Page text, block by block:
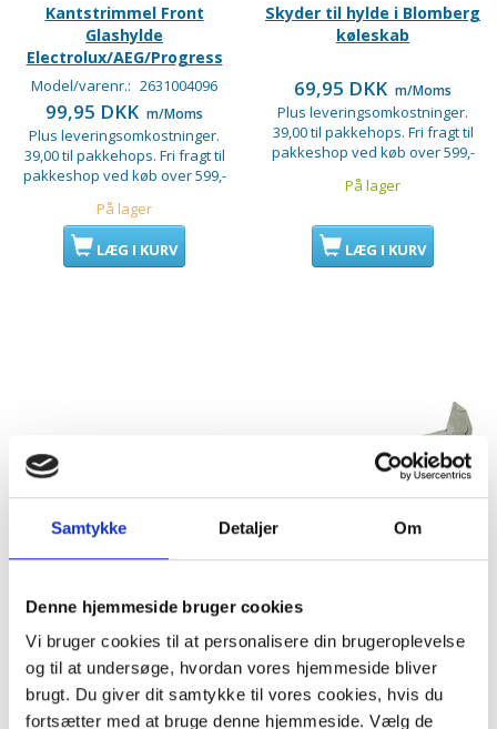
Samtykke Detaljer Om
Denne hjemmeside bruger cookies
Vi bruger cookies til at personalisere din brugeroplevelse
og til at undersøge, hvordan vores hjemmeside bliver
brugt. Du giver dit samtykke til vores cookies, hvis du
fortsætter med at bruge denne hjemmeside. Vælg de
Kantstrimmel Front
Glashylde
Electrolux/AEG/Progress
Model/varenr.: 2631004096
99,95 DKK m/Moms
Plus leveringsomkostninger.
39,00 til pakkehops. Fri fragt til
pakkeshop ved køb over 599,-
På lager
LÆG I KURV
Skyder til hylde i Blomberg
køleskab
69,95 DKK m/Moms
Plus leveringsomkostninger.
39,00 til pakkehops. Fri fragt til
pakkeshop ved køb over 599,-
På lager
LÆG I KURV
køleskab
Model/varenr.: 3876576
Electrolux Køleskab
ERC2522
Model/varenr.: 2425182041